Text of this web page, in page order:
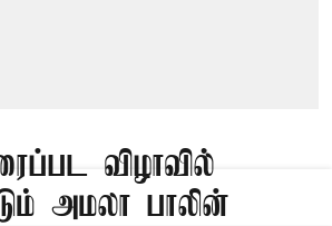
விழாவில்
அமலா பாலின்